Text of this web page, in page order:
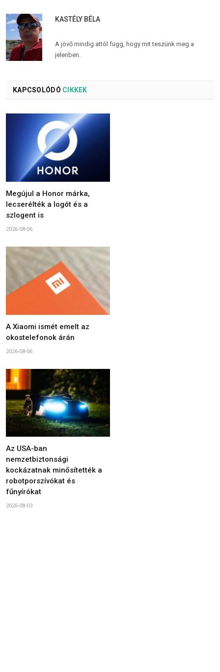
KASTÉLY BÉLA
A jövő mindig attól függ, hogy mit teszünk meg a
jelenben.
KAPCSOLÓDÓ CIKKEK
Megújul a Honor márka,
lecserélték a logót és a
szlogent is
2026-08-06
A Xiaomi ismét emelt az
okostelefonok árán
2026-08-06
Az USA-ban
nemzetbiztonsági
kockázatnak minősítették a
robotporszívókat és
fűnyírókat
2026-08-03